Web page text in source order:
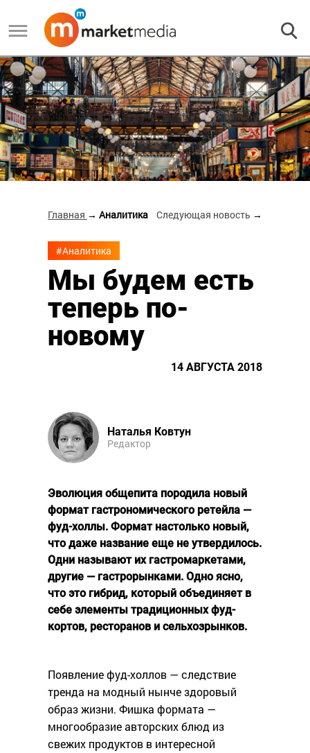
Главная → Аналитика Следующая новость →
#Аналитика
Мы будем есть
теперь по-
новому
14 АВГУСТА 2018
Наталья Ковтун
Редактор
Эволюция общепита породила новый
формат гастрономического ретейла —
фуд-холлы. Формат настолько новый,
что даже название еще не утвердилось.
Одни называют их гастромаркетами,
другие — гастрорынками. Одно ясно,
что это гибрид, который объединяет в
себе элементы традиционных фуд-
кортов, ресторанов и сельхозрынков.
Появление фуд-холлов — следствие
тренда на модный нынче здоровый
образ жизни. Фишка формата —
многообразие авторских блюд из
свежих продуктов в интересной